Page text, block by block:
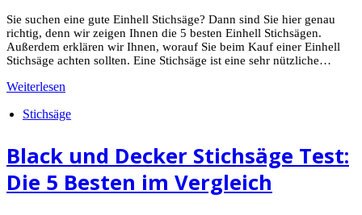
Sie suchen eine gute Einhell Stichsäge? Dann sind Sie hier genau
richtig, denn wir zeigen Ihnen die 5 besten Einhell Stichsägen.
Außerdem erklären wir Ihnen, worauf Sie beim Kauf einer Einhell
Stichsäge achten sollten. Eine Stichsäge ist eine sehr nützliche…
Weiterlesen
Stichsäge
Black und Decker Stichsäge Test:
Die 5 Besten im Vergleich